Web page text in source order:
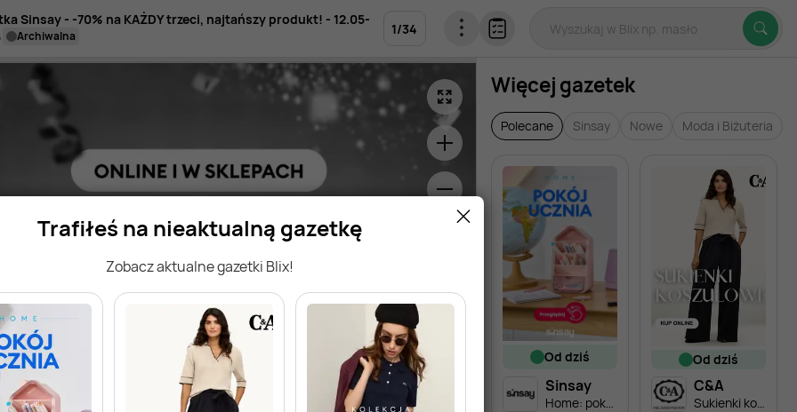
Trafiłeś na nieaktualną gazetkę
Zobacz aktualne gazetki Blix!
Sinsay - -70% na KAŻDY trzeci, najtańszy produkt! - 12.05-
archiwalna 1/34
Więcej gazetek
Polecane Sinsay Nowe Moda i Biżuteria
od dziś
Sinsay
Home: pokój ucznia
od dziś
C&A
Sukienki koszulowe